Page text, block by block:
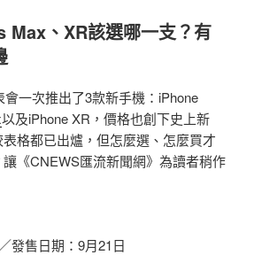
Max、XR該選哪一支？有
一次推出了3款新手機：iPhone
以及iPhone XR，價格也創下史上新
格都已出爐，但怎麼選、怎麼買才
《CNEWS匯流新聞網》為讀者稍作
發售日期：9月21日